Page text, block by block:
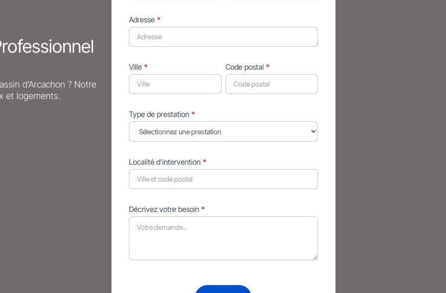
d’Arcachon ? Notre
et logements.
Adresse *
Ville * Code postal *
Type de prestation *
Localité d'intervention *
Décrivez votre besoin *